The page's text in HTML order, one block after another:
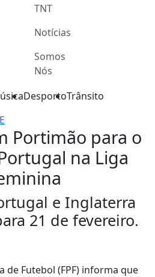
TNT
Notícias
Somos
Nós
DesportoTrânsito
Portimão para o
na Liga
e Inglaterra
21 de fevereiro.
de Futebol (FPF) informa que